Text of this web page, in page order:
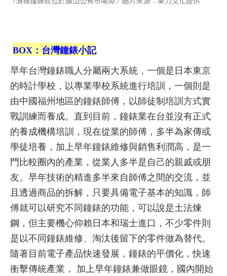
BOX：台灣鐘錶小記
早年台灣鐘錶職人分屬兩大系統，一個是日本東京
的時計學校，以專業學校系統進行培訓，一個則是
由中國福州地區的鐘錶師傅，以師徒制培訓方式實
戰訓練而養成。直到目前，鐘錶業在台並沒有正式
的養成機構培訓，現在從業的師傅，多半為家傳或
學徒培養，加上早年鐘錶維修與銷售利潤高，是一
門比較圈內的產業，從業人多半是自己的親戚或朋
友。早年技術的精進多半來自師傅之間的交流，並
且透過商品的拆解，只要具備電子基本的知識，師
傅就可以研究不同鐘錶的功能，可以說是土法煉
鋼，但主要機心仰賴日本和瑞士進口，不少零件則
是以不同鐘錶維修、淘汰後留下的零件做為替代。
隨著目前電子產品快速發展，鐘錶的平價化，快速
衝擊傳統產業， 加上早年鐘錶兼做眼鏡，國內開始